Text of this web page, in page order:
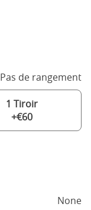
Pas de rangement
1 Tiroir
+€60
None